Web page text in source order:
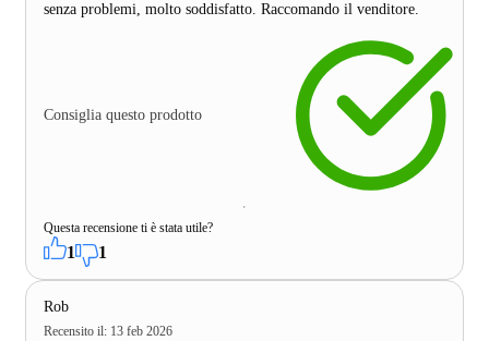
senza problemi, molto soddisfatto. Raccomando il venditore.
Consiglia questo prodotto
Questa recensione ti è stata utile?
1 1
Rob
Recensito il: 13 feb 2026